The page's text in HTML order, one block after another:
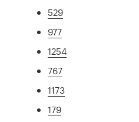
529
977
1254
767
1173
179